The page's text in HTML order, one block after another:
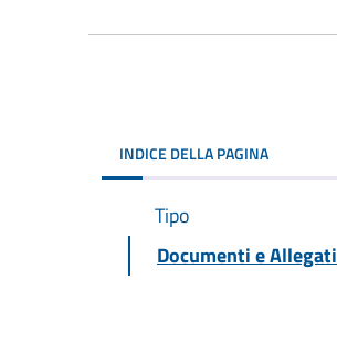
INDICE DELLA PAGINA
Tipo
Documenti e Allegati